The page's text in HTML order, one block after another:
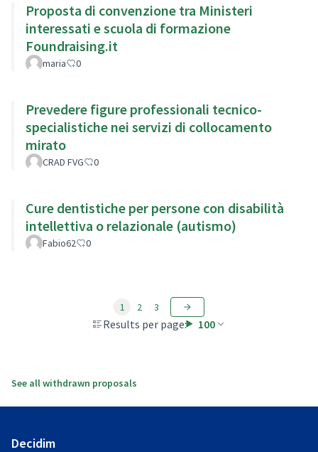
Proposta di convenzione tra Ministeri
interessati e scuola di formazione
Foundraising.it
maria 0
Prevedere figure professionali tecnico-
specialistiche nei servizi di collocamento
mirato
CRAD FVG 0
Cure dentistiche per persone con disabilità
intellettiva o relazionale (autismo)
Fabio62 0
Results per page: 100
1 2 3
See all withdrawn proposals
Decidim